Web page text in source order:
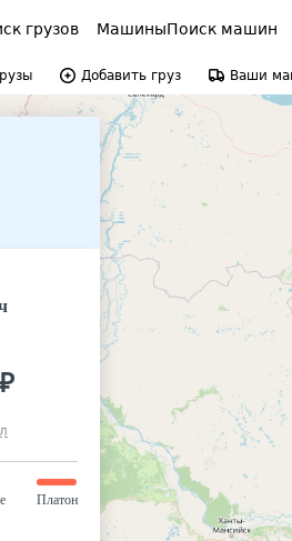
грузов МашиныПоиск машин
Добавить груз Ваши
₽
л
Платон